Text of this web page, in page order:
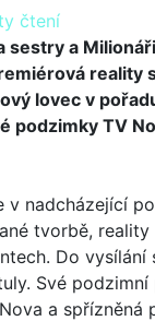
čtení
sestry a
reality
lovec v
podzimky TV
v nadcházející
tvorbě, reality
Do vysílání
Své
a spřízněná